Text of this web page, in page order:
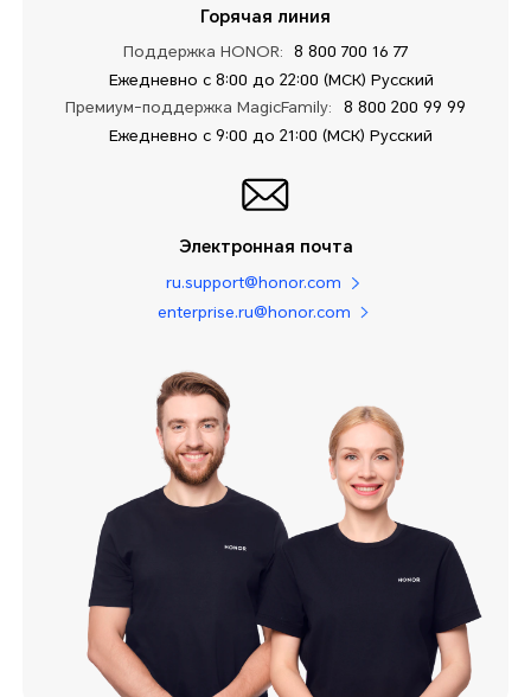
Горячая линия
Поддержка HONOR:
8 800 700 16 77
Ежедневно с 8:00 до 22:00 (МСК) Русский
Премиум-поддержка MagicFamily:
8 800 200 99 99
Ежедневно с 9:00 до 21:00 (МСК) Русский
Электронная почта
ru.support@honor.com
enterprise.ru@honor.com